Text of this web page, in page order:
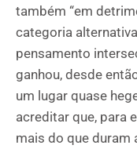
também “em
categoria
pensamento
ganhou, desde
um lugar quase
acreditar que, para
mais do que duram